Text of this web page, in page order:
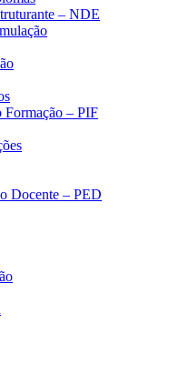
– NDE
Formação – PIF
Docente – PED